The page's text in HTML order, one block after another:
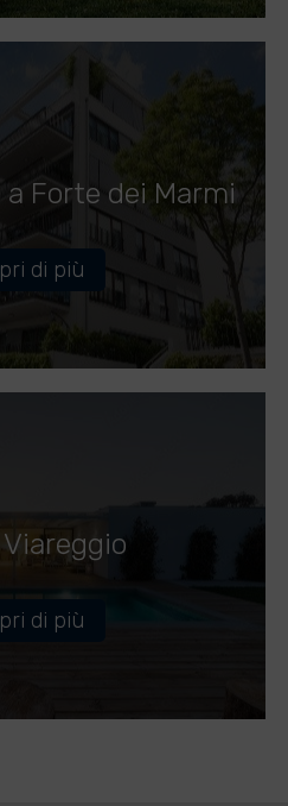
Forte dei Marmi
di più
di più